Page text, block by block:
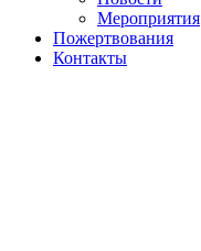
Мероприятия
Пожертвования
Контакты